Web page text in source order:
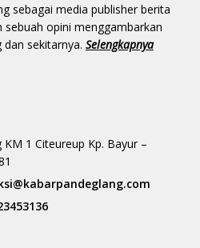
sebagai media publisher berita
sebuah opini menggambarkan
sekitarnya. Selengkapnya
KM 1 Citeureup Kp. Bayur –